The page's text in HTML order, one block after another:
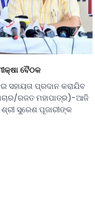
ବୈଠକ
ପ୍ରଦାନ କରାଯିବ
ରଜତ ମହାପାତ୍ର)-ଆଜି
ଶ୍ରୀ ସୁରେଶ ପୂଜାରୀଙ୍କ